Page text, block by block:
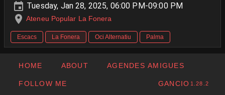
Tuesday, Jan 28, 2025, 06:00 PM-09:00 PM
Ateneu Popular La Fonera
Escacs La Fonera Oci Alternatiu Palma
HOME ABOUT AGENDES AMIGUES
FOLLOW ME GANCIO 1.28.2